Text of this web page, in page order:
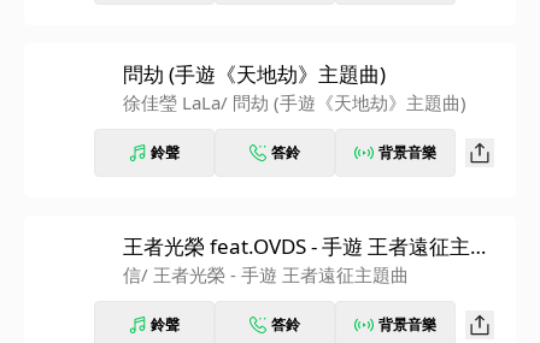
問劫 (手遊《天地劫》主題曲)
徐佳瑩 LaLa/ 問劫 (手遊《天地劫》主題曲)
鈴聲 答鈴 背景音樂
王者光榮 feat.OVDS - 手遊 王者遠征主題
曲
信/ 王者光榮 - 手遊 王者遠征主題曲
鈴聲 答鈴 背景音樂